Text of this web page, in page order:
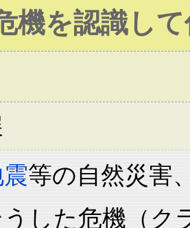
機を認識し
等の自然災害
した危機（ク